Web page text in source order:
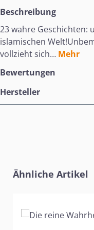
Beschreibung
23 wahre Geschichten:
islamischen
vollzieht sich… Mehr
Bewertungen
Hersteller
Produktgalerie
Ähnliche Artikel